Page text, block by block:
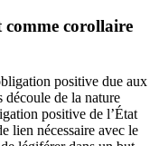
comme corollaire
positive due aux
découle de la nature
positive de l’État
lien nécessaire avec le